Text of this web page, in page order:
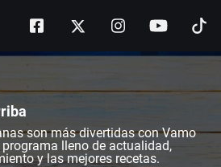
son más divertidas con Vamo
programa lleno de actualidad,
y las mejores recetas.